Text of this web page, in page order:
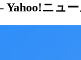
Yahoo!ニュ